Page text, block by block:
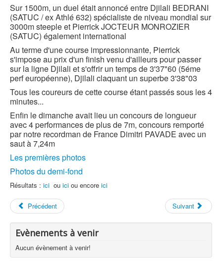
Sur 1500m, un duel était annoncé entre Djilali BEDRANI
(SATUC / ex Athlé 632) spécialiste de niveau mondial sur
3000m steeple et Pierrick JOCTEUR MONROZIER
(SATUC) également international
Au terme d'une course impressionnante, Pierrick
s'impose au prix d'un finish venu d'ailleurs pour passer
sur la ligne Djilali et s'offrir un temps de 3'37"60 (5éme
perf européenne), Djilali claquant un superbe 3'38"03
Tous les coureurs de cette course étant passés sous les 4
minutes...
Enfin le dimanche avait lieu un concours de longueur
avec 4 performances de plus de 7m, concours remporté
par notre recordman de France Dimitri PAVADE avec un
saut à 7,24m
Les premières photos
Photos du demi-fond
Résultats : ici ou ici ou encore ici
Précédent Suivant
Evènements à venir
Aucun évènement à venir!